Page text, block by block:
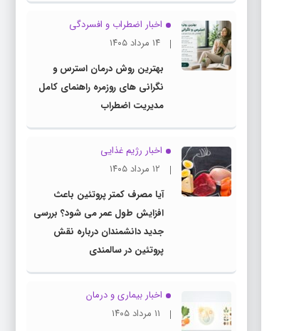
اخبار اضطراب و افسردگی
۱۴ مرداد ۱۴۰۵
بهترین روش درمان استرس و
نگرانی های روزمره راهنمای کامل
مدیریت اضطراب
اخبار رژیم غذایی
۱۲ مرداد ۱۴۰۵
آیا مصرف کمتر پروتئین باعث
افزایش طول عمر می شود؟ بررسی
جدید دانشمندان درباره نقش
پروتئین در سالمندی
اخبار بیماری و درمان
۱۱ مرداد ۱۴۰۵